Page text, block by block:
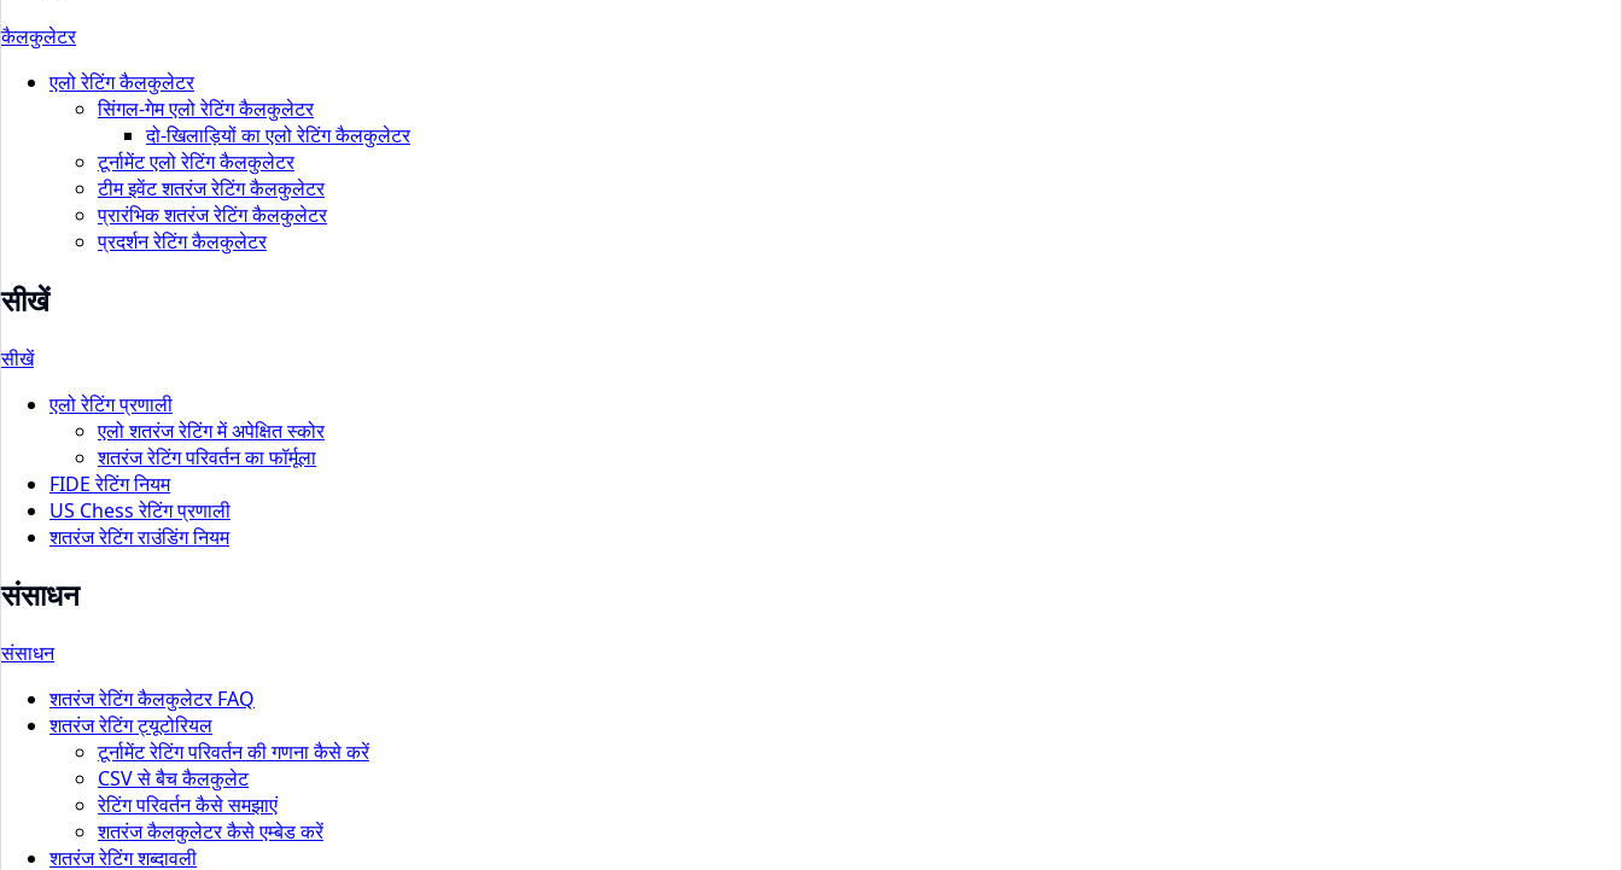
कैलकुलेटर
एलो रेटिंग कैलकुलेटर
सिंगल-गेम एलो रेटिंग कैलकुलेटर
दो-खिलाड़ियों का एलो रेटिंग कैलकुलेटर
टूर्नामेंट एलो रेटिंग कैलकुलेटर
टीम इवेंट शतरंज रेटिंग कैलकुलेटर
प्रारंभिक शतरंज रेटिंग कैलकुलेटर
प्रदर्शन रेटिंग कैलकुलेटर
सीखें
सीखें
एलो रेटिंग प्रणाली
एलो शतरंज रेटिंग में अपेक्षित स्कोर
शतरंज रेटिंग परिवर्तन का फॉर्मूला
FIDE रेटिंग नियम
US Chess रेटिंग प्रणाली
शतरंज रेटिंग राउंडिंग नियम
संसाधन
संसाधन
शतरंज रेटिंग कैलकुलेटर FAQ
शतरंज रेटिंग ट्यूटोरियल
टूर्नामेंट रेटिंग परिवर्तन की गणना कैसे करें
CSV से बैच कैलकुलेट
रेटिंग परिवर्तन कैसे समझाएं
शतरंज कैलकुलेटर कैसे एम्बेड करें
शतरंज रेटिंग शब्दावली